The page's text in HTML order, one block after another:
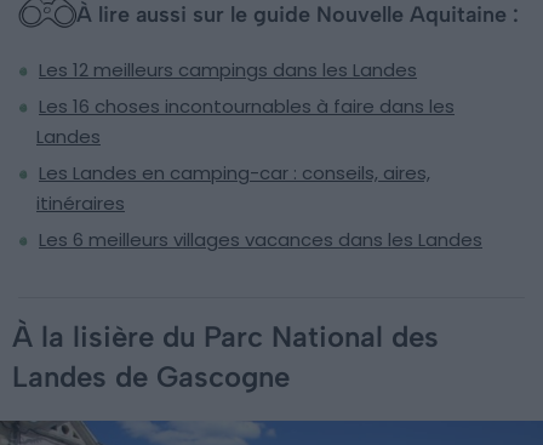
À lire aussi sur le guide Nouvelle Aquitaine :
Les 12 meilleurs campings dans les Landes
Les 16 choses incontournables à faire dans les
Landes
Les Landes en camping-car : conseils, aires,
itinéraires
Les 6 meilleurs villages vacances dans les Landes
À la lisière du Parc National des
Landes de Gascogne